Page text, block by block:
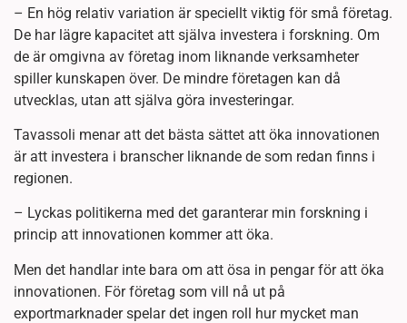
– En hög relativ variation är speciellt viktig för små företag.
De har lägre kapacitet att själva investera i forskning. Om
de är omgivna av företag inom liknande verksamheter
spiller kunskapen över. De mindre företagen kan då
utvecklas, utan att själva göra investeringar.
Tavassoli menar att det bästa sättet att öka innovationen
är att investera i branscher liknande de som redan finns i
regionen.
– Lyckas politikerna med det garanterar min forskning i
princip att innovationen kommer att öka.
Men det handlar inte bara om att ösa in pengar för att öka
innovationen. För företag som vill nå ut på
exportmarknader spelar det ingen roll hur mycket man